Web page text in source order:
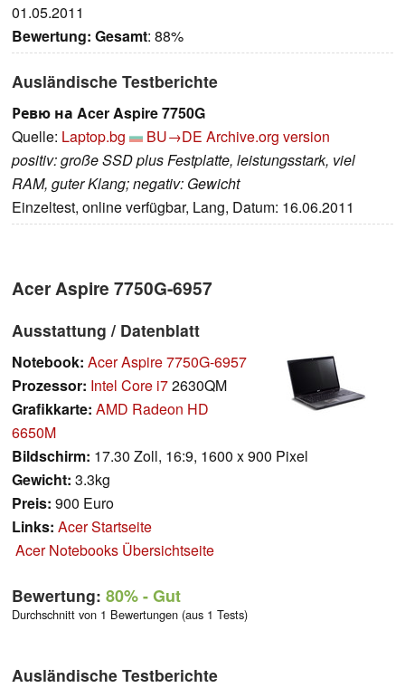
01.05.2011
Bewertung: Gesamt: 88%
Ausländische Testberichte
Ревю на Acer Aspire 7750G
Quelle: Laptop.bg BU→DE Archive.org version
positiv: große SSD plus Festplatte, leistungsstark, viel
RAM, guter Klang; negativ: Gewicht
Einzeltest, online verfügbar, Lang, Datum: 16.06.2011
Acer Aspire 7750G-6957
Ausstattung / Datenblatt
Notebook: Acer Aspire 7750G-6957
Prozessor: Intel Core i72630QM
Grafikkarte: AMD Radeon HD
6650M
Bildschirm: 17.30 Zoll, 16:9, 1600 x 900 Pixel
Gewicht: 3.3kg
Preis: 900 Euro
Links: Acer Startseite
Acer Notebooks Übersichtseite
Bewertung: 80%- Gut
Durchschnitt von 1 Bewertungen (aus 1 Tests)
Ausländische Testberichte